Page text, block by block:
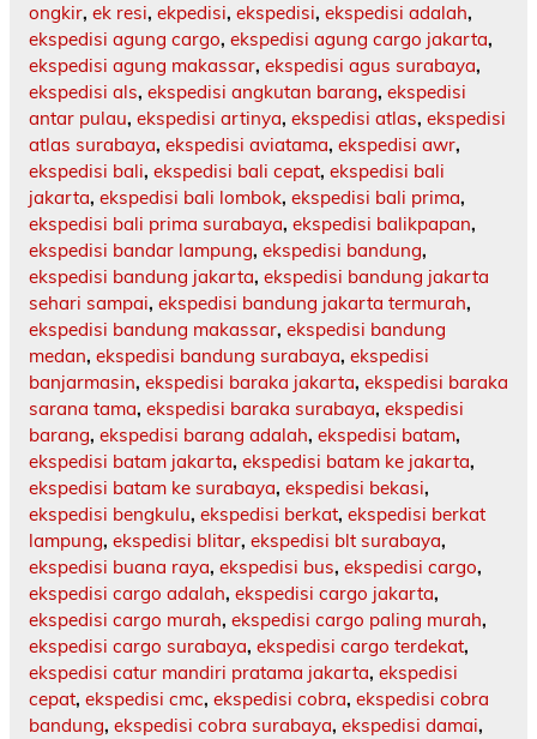
ongkir, ek resi, ekpedisi, ekspedisi, ekspedisi adalah,
ekspedisi agung cargo, ekspedisi agung cargo jakarta,
ekspedisi agung makassar, ekspedisi agus surabaya,
ekspedisi als, ekspedisi angkutan barang, ekspedisi
antar pulau, ekspedisi artinya, ekspedisi atlas, ekspedisi
atlas surabaya, ekspedisi aviatama, ekspedisi awr,
ekspedisi bali, ekspedisi bali cepat, ekspedisi bali
jakarta, ekspedisi bali lombok, ekspedisi bali prima,
ekspedisi bali prima surabaya, ekspedisi balikpapan,
ekspedisi bandar lampung, ekspedisi bandung,
ekspedisi bandung jakarta, ekspedisi bandung jakarta
sehari sampai, ekspedisi bandung jakarta termurah,
ekspedisi bandung makassar, ekspedisi bandung
medan, ekspedisi bandung surabaya, ekspedisi
banjarmasin, ekspedisi baraka jakarta, ekspedisi baraka
sarana tama, ekspedisi baraka surabaya, ekspedisi
barang, ekspedisi barang adalah, ekspedisi batam,
ekspedisi batam jakarta, ekspedisi batam ke jakarta,
ekspedisi batam ke surabaya, ekspedisi bekasi,
ekspedisi bengkulu, ekspedisi berkat, ekspedisi berkat
lampung, ekspedisi blitar, ekspedisi blt surabaya,
ekspedisi buana raya, ekspedisi bus, ekspedisi cargo,
ekspedisi cargo adalah, ekspedisi cargo jakarta,
ekspedisi cargo murah, ekspedisi cargo paling murah,
ekspedisi cargo surabaya, ekspedisi cargo terdekat,
ekspedisi catur mandiri pratama jakarta, ekspedisi
cepat, ekspedisi cmc, ekspedisi cobra, ekspedisi cobra
bandung, ekspedisi cobra surabaya, ekspedisi damai,